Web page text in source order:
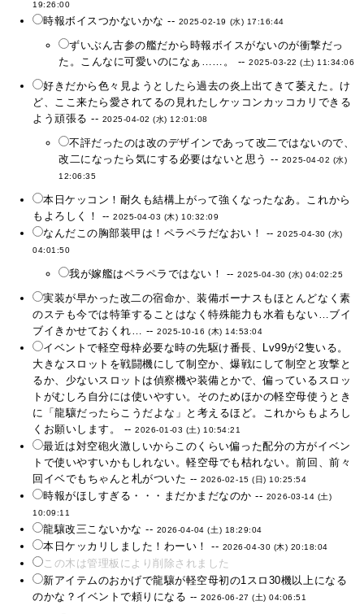
19:26:00
時報ボイスつかないかな -- 2025-02-19 (水) 17:16:44
ずいぶん古参の艦だから時報ボイスがないのが衝撃だっ
た。こんなに可愛いのになぁ……。 --2025-03-22 (土) 11:34:06
好きだから色々見ようとしたら過去の炎上出てきて萎えた。け
ど、ここ来たら愛されてるの見れたしケッコンカッコカリできる
よう頑張る -- 2025-04-02 (水) 12:01:08
不評だったのは改のデザインであって改二ではないので、
改二になったら気にする必要はないと思う -- 2025-04-02 (水)
12:06:35
本日ケッコン！耐久も結構上がって強くなったなあ。これから
もよろしく！ --2025-04-03 (木) 10:32:09
なんだこの胸部装甲は！ペラペラだなおい！ --2025-04-30 (水)
04:01:50
我が嫁艦はペラペラではない！ --2025-04-30 (水) 04:02:25
実装が早かった改二の宿命か、装備ボーナスもほとんどなく素
のステも今では特筆することはなく特殊能力も水着もない…ブイ
ブイきかせておくれ… --2025-10-16 (木) 14:53:04
イベントで軽空母枠必要な時の先駆け番長、Lv99が2隻いる。
大きなスロットを戦闘機にして制空か、爆戦にして制空と攻撃と
るか、少ないスロットは偵察機や装備とかで、偏っているスロッ
トがむしろ自分には使いやすい。そのためほかの軽空母使うとき
に「龍驤だったらこうだよな」と考えるほど。これからもよろし
くお願いします。 --2026-01-03 (土) 10:54:21
最近は対空砲火激しいからこのくらい偏った配分の方がイベン
トで使いやすいかもしれない。軽空母でも枯れない。前回、前々
回イベでもちゃんと札がついた --2026-02-15 (日) 10:25:54
時報がほしすぎる・・・まだかまだなのか -- 2026-03-14 (土)
10:09:11
龍驤改三こないかな -- 2026-04-04 (土) 18:29:04
本日ケッカリしました！わーい！ -- 2026-04-30 (木) 20:18:04
この木は管理板により削除されました
新アイテムのおかげで龍驤が軽空母初の1スロ30機以上になる
のかな？イベントで頼りになる --2026-06-27 (土) 04:06:51